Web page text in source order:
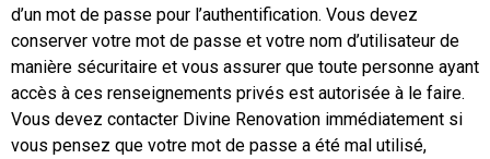
d’un mot de passe pour l’authentification. Vous devez
conserver votre mot de passe et votre nom d’utilisateur de
manière sécuritaire et vous assurer que toute personne ayant
accès à ces renseignements privés est autorisée à le faire.
Vous devez contacter Divine Renovation immédiatement si
vous pensez que votre mot de passe a été mal utilisé,